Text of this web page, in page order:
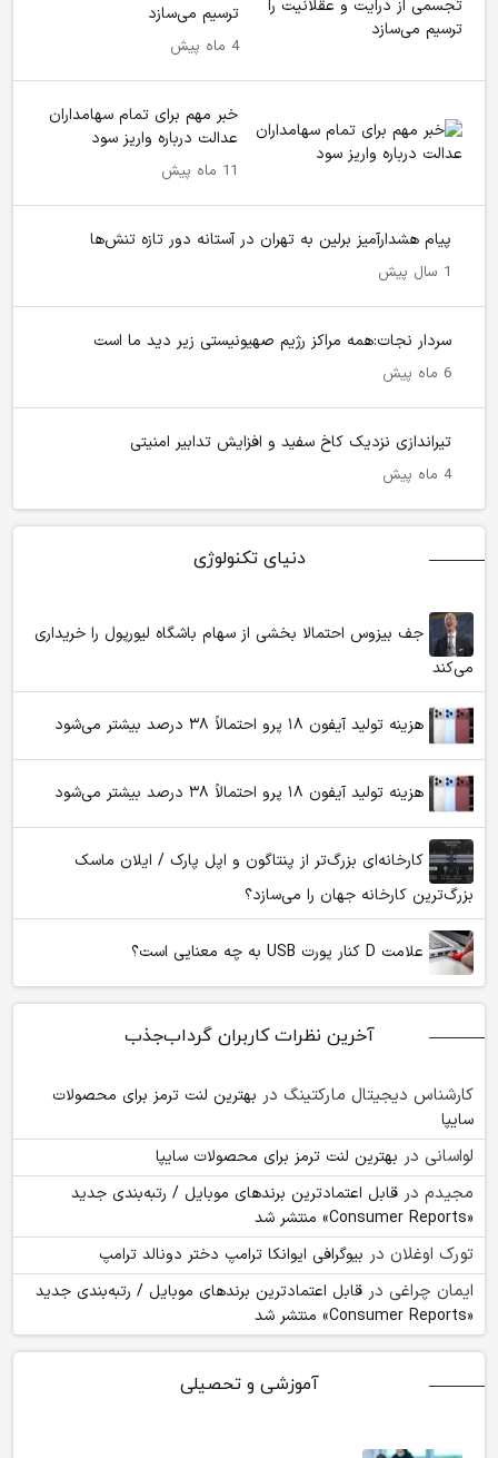
ترسیم می‌سازد
4 ماه پیش
خبر مهم برای تمام سهامداران
عدالت درباره واریز سود
11 ماه پیش
پیام هشدارآمیز برلین به تهران در آستانه دور تازه تنش‌ها
1 سال پیش
سردار نجات:همه مراکز رژیم صهیونیستی زیر دید ما است
6 ماه پیش
تیراندازی نزدیک کاخ سفید و افزایش تدابیر امنیتی
4 ماه پیش
دنیای تکنولوژی
جف بیزوس احتمالا بخشی از سهام باشگاه لیورپول را خریداری
می‌کند
هزینه تولید آیفون ۱۸ پرو احتمالاً ۳۸ درصد بیشتر می‌شود
هزینه تولید آیفون ۱۸ پرو احتمالاً ۳۸ درصد بیشتر می‌شود
کارخانه‌ای بزرگ‌تر از پنتاگون و اپل پارک / ایلان ماسک
بزرگ‌ترین کارخانه جهان را می‌سازد؟
علامت D کنار پورت USB به چه معنایی است؟
آخرین نظرات کاربران گرداب‌جذب
کارشناس دیجیتال مارکتینگ در بهترین لنت ترمز برای محصولات
سایپا
لواسانی در بهترین لنت ترمز برای محصولات سایپا
مجیدم در قابل اعتمادترین برندهای موبایل / رتبه‌بندی جدید
«Consumer Reports» منتشر شد
تورک اوغلان در بیوگرافی ایوانکا ترامپ دختر دونالد ترامپ
ایمان چراغی در قابل اعتمادترین برندهای موبایل / رتبه‌بندی جدید
«Consumer Reports» منتشر شد
آموزشی و تحصیلی